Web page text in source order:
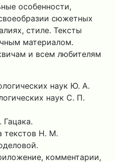
особенности,
сюжетных
стиле. Тексты
материалом.
и всем любителям
наук Ю. А.
наук С. П.
текстов Н. М.
комментарии,